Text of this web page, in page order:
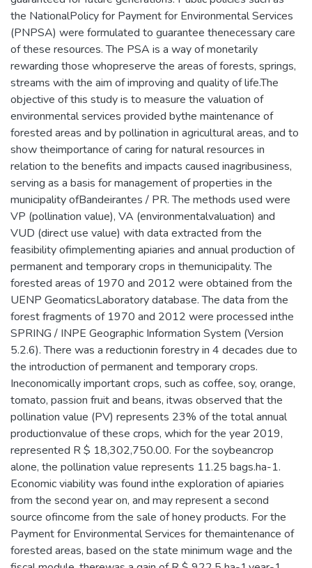
the NationalPolicy for Payment for Environmental Services
(PNPSA) were formulated to guarantee thenecessary care
of these resources. The PSA is a way of monetarily
rewarding those whopreserve the areas of forests, springs,
streams with the aim of improving and quality of life.The
objective of this study is to measure the valuation of
environmental services provided bythe maintenance of
forested areas and by pollination in agricultural areas, and to
show theimportance of caring for natural resources in
relation to the benefits and impacts caused inagribusiness,
serving as a basis for management of properties in the
municipality ofBandeirantes / PR. The methods used were
VP (pollination value), VA (environmentalvaluation) and
VUD (direct use value) with data extracted from the
feasibility ofimplementing apiaries and annual production of
permanent and temporary crops in themunicipality. The
forested areas of 1970 and 2012 were obtained from the
UENP GeomaticsLaboratory database. The data from the
forest fragments of 1970 and 2012 were processed inthe
SPRING / INPE Geographic Information System (Version
5.2.6). There was a reductionin forestry in 4 decades due to
the introduction of permanent and temporary crops.
Ineconomically important crops, such as coffee, soy, orange,
tomato, passion fruit and beans, itwas observed that the
pollination value (PV) represents 23% of the total annual
productionvalue of these crops, which for the year 2019,
represented R $ 18,302,750.00. For the soybeancrop
alone, the pollination value represents 11.25 bags.ha-1.
Economic viability was found inthe exploration of apiaries
from the second year on, and may represent a second
source ofincome from the sale of honey products. For the
Payment for Environmental Services for themaintenance of
forested areas, based on the state minimum wage and the